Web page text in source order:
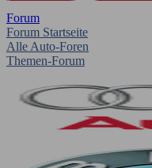
Forum
Forum Startseite
Alle Auto-Foren
Themen-Forum